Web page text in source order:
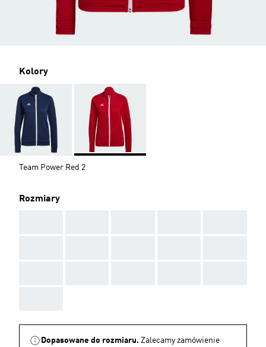
Kolory
Team Power Red 2
Rozmiary
Dopasowane do rozmiaru. Zalecamy zamówienie